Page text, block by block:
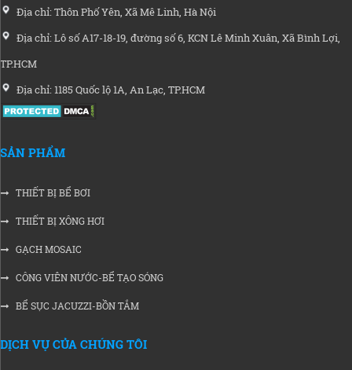
Địa chỉ: Thôn Phố Yên, Xã Mê Linh, Hà Nội
Địa chỉ: Lô số A17-18-19, đường số 6, KCN Lê Minh Xuân, Xã Bình Lợi,
TP.HCM
Địa chỉ: 1185 Quốc lộ 1A, An Lạc, TP.HCM
SẢN PHẨM
THIẾT BỊ BỂ BƠI
THIẾT BỊ XÔNG HƠI
GẠCH MOSAIC
CÔNG VIÊN NƯỚC-BỂ TẠO SÓNG
BỂ SỤC JACUZZI-BỒN TẮM
DỊCH VỤ CỦA CHÚNG TÔI